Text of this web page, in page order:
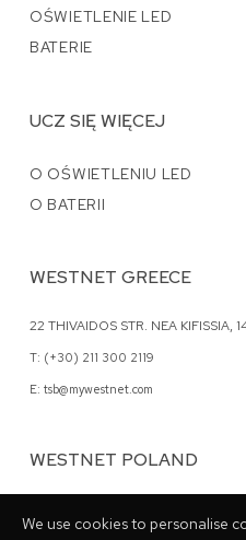
OŚWIETLENIE LED
BATERIE
UCZ SIĘ WIĘCEJ
O OŚWIETLENIU LED
O BATERII
WESTNET GREECE
22 THIVAIDOS STR. NEA KIFISSIA,
T: (+30) 211 300 2119
E: tsb@mywestnet.com
WESTNET POLAND
We use cookies to personalise